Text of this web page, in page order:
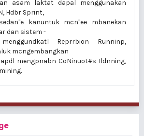
asam laktat dapal menggunakan
Hdbr Sprint,
kanuntuk mcn"ee mbanekan
dan sistem -
Reprrbion Runninp,
mcngembangkan
mengpnabn CoNinuot#s Ildnning,